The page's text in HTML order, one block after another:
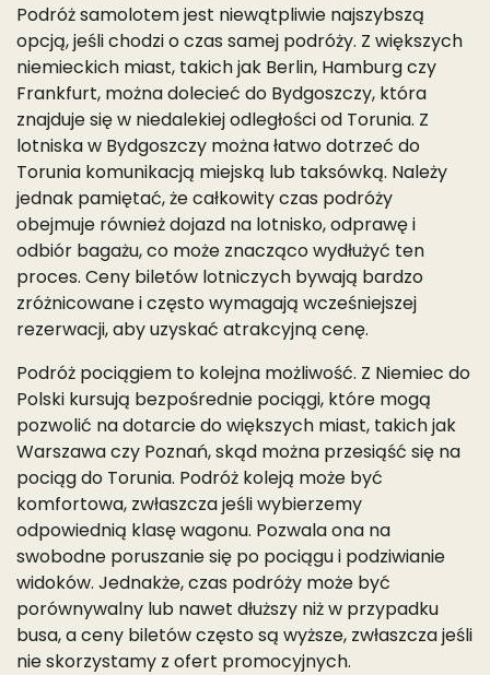
Podróż samolotem jest niewątpliwie najszybszą
opcją, jeśli chodzi o czas samej podróży. Z większych
niemieckich miast, takich jak Berlin, Hamburg czy
Frankfurt, można dolecieć do Bydgoszczy, która
znajduje się w niedalekiej odległości od Torunia. Z
lotniska w Bydgoszczy można łatwo dotrzeć do
Torunia komunikacją miejską lub taksówką. Należy
jednak pamiętać, że całkowity czas podróży
obejmuje również dojazd na lotnisko, odprawę i
odbiór bagażu, co może znacząco wydłużyć ten
proces. Ceny biletów lotniczych bywają bardzo
zróżnicowane i często wymagają wcześniejszej
rezerwacji, aby uzyskać atrakcyjną cenę.
Podróż pociągiem to kolejna możliwość. Z Niemiec do
Polski kursują bezpośrednie pociągi, które mogą
pozwolić na dotarcie do większych miast, takich jak
Warszawa czy Poznań, skąd można przesiąść się na
pociąg do Torunia. Podróż koleją może być
komfortowa, zwłaszcza jeśli wybierzemy
odpowiednią klasę wagonu. Pozwala ona na
swobodne poruszanie się po pociągu i podziwianie
widoków. Jednakże, czas podróży może być
porównywalny lub nawet dłuższy niż w przypadku
busa, a ceny biletów często są wyższe, zwłaszcza jeśli
nie skorzystamy z ofert promocyjnych.